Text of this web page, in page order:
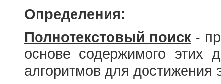
Определения:
Полнотекстовый поиск-
основе содержимого этих
алгоритмов для достижения